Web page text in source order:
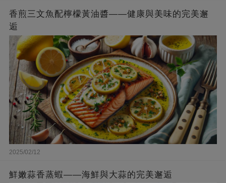
香煎三文魚配檸檬黃油醬——健康與美味的完美邂
逅
2025/02/12
鮮嫩蒜香蒸蝦——海鮮與大蒜的完美邂逅